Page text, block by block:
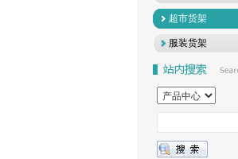
超市货架
服装货架